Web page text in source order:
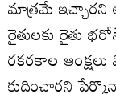
మాత్రమే ఇచ్చారని
రైతులకు రైతు
రకరకాల ఆంక్షలు
కుదించారని